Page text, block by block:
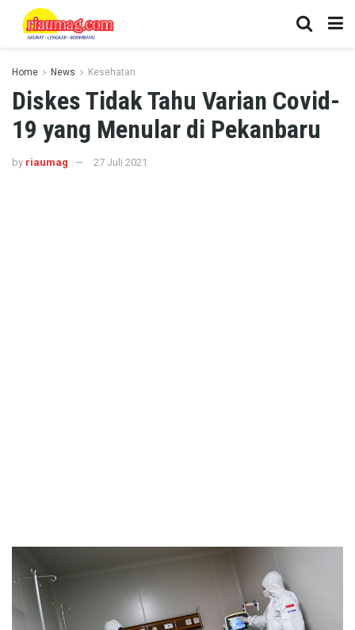
Home News Kesehatan
Diskes Tidak Tahu Varian Covid-
19 yang Menular di Pekanbaru
by riaumag 27 Juli 2021